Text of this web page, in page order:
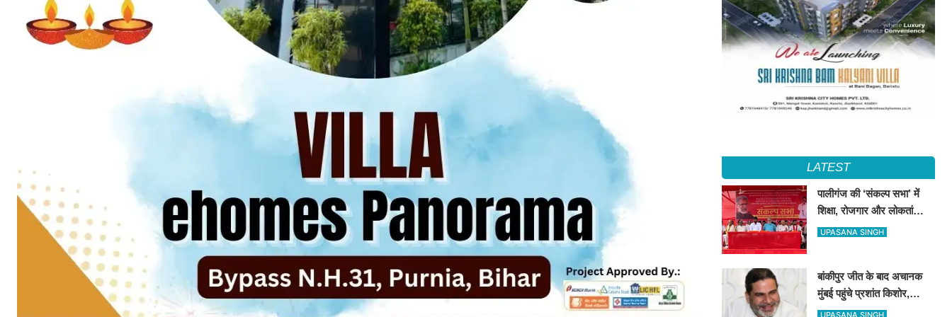
LATEST
पालीगंज की ‘संकल्प सभा’ में
शिक्षा, रोजगार और लोकतांत्रिक
अधिकारों की गूंज, दीपंकर
UPASANA SINGH
बांकीपुर जीत के बाद अचानक
मुंबई पहुंचे प्रशांत किशोर,
NCP प्रमुख सुनेत्रा पवार से